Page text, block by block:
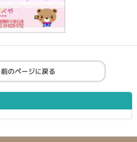
前のページに戻る